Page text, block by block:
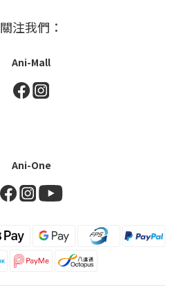
關注我們：
Ani-Mall
Ani-One